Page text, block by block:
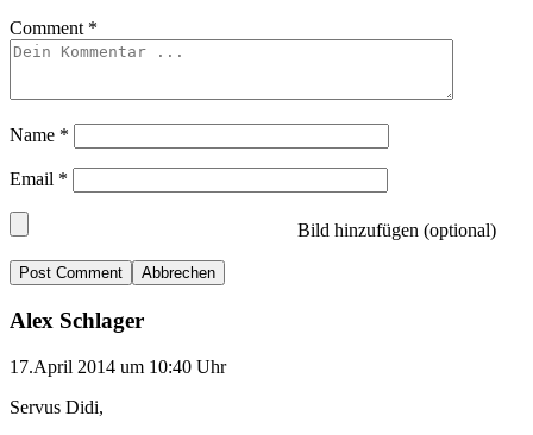
Comment *
Name *
Email *
Bild hinzufügen (optional)
Abbrechen
Alex Schlager
17.April 2014 um 10:40 Uhr
Servus Didi,